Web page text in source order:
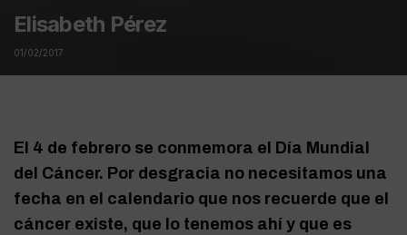
Elisabeth Pérez
01/02/2017
El 4 de febrero se conmemora el Día Mundial
del Cáncer. Por desgracia no necesitamos una
fecha en el calendario que nos recuerde que el
cáncer existe, que lo tenemos ahí y que es